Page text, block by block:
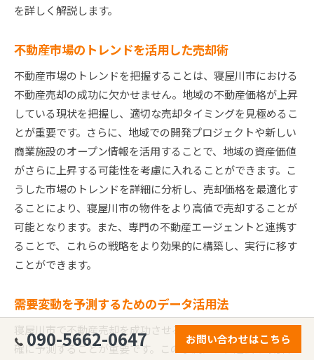
を詳しく解説します。
不動産市場のトレンドを活用した売却術
不動産市場のトレンドを把握することは、寝屋川市における
不動産売却の成功に欠かせません。地域の不動産価格が上昇
している現状を把握し、適切な売却タイミングを見極めるこ
とが重要です。さらに、地域での開発プロジェクトや新しい
商業施設のオープン情報を活用することで、地域の資産価値
がさらに上昇する可能性を考慮に入れることができます。こ
うした市場のトレンドを詳細に分析し、売却価格を最適化す
ることにより、寝屋川市の物件をより高値で売却することが
可能となります。また、専門の不動産エージェントと連携す
ることで、これらの戦略をより効果的に構築し、実行に移す
ことができます。
需要変動を予測するためのデータ活用法
寝屋川市で不動産売却を成功させるためには、需要変動を正
確に予測することが重要です。この予測には、過去の取引デ
090-5662-0647 お問い合わせはこちら